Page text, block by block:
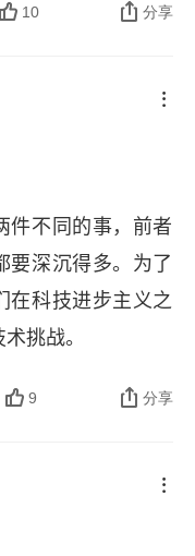
幻象，而在于回归
要做的准备。很难
憬。唯一可以参照
当我们在这个社
们会给不同的人
个又一个 —— 人
物始终是交融在一
来被别人判定是
活过得有点肤浅，
同时也标记着自
是同一个物种罢
在以往长久的生
们可以不加思索
10 分享
件不同的事，前者
要深沉得多。为了
在科技进步主义之
挑战。
9 分享